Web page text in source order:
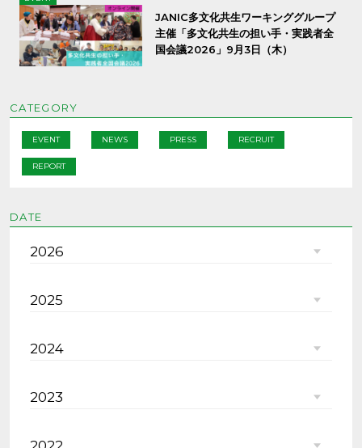
JANIC多文化共生ワーキンググループ
主催「多文化共生の担い手・実践者全
国会議2026」9月3日（木）
CATEGORY
EVENT NEWS PRESS RECRUIT
REPORT
DATE
2026
2025
2024
2023